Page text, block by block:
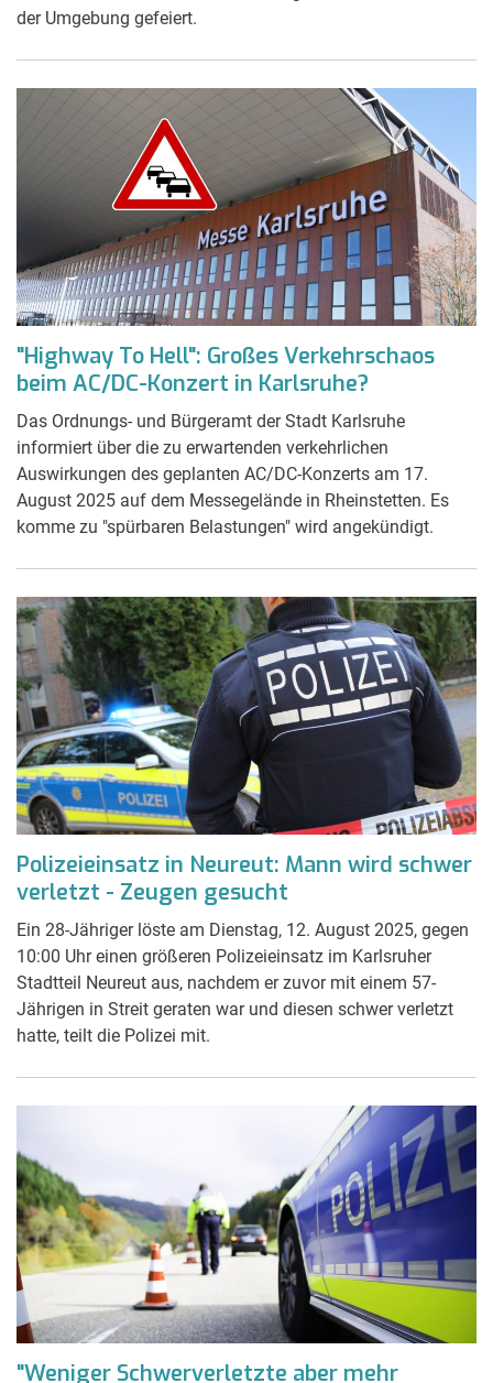
der Umgebung gefeiert.
"Highway To Hell": Großes Verkehrschaos
beim AC/DC-Konzert in Karlsruhe?
Das Ordnungs- und Bürgeramt der Stadt Karlsruhe
informiert über die zu erwartenden verkehrlichen
Auswirkungen des geplanten AC/DC-Konzerts am 17.
August 2025 auf dem Messegelände in Rheinstetten. Es
komme zu "spürbaren Belastungen" wird angekündigt.
Polizeieinsatz in Neureut: Mann wird schwer
verletzt - Zeugen gesucht
Ein 28-Jähriger löste am Dienstag, 12. August 2025, gegen
10:00 Uhr einen größeren Polizeieinsatz im Karlsruher
Stadtteil Neureut aus, nachdem er zuvor mit einem 57-
Jährigen in Streit geraten war und diesen schwer verletzt
hatte, teilt die Polizei mit.
"Weniger Schwerverletzte aber mehr